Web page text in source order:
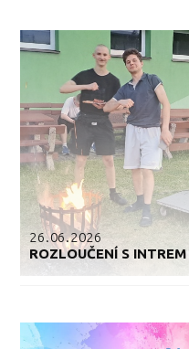
26.06.2026
ROZLOUČENÍ S INTREM